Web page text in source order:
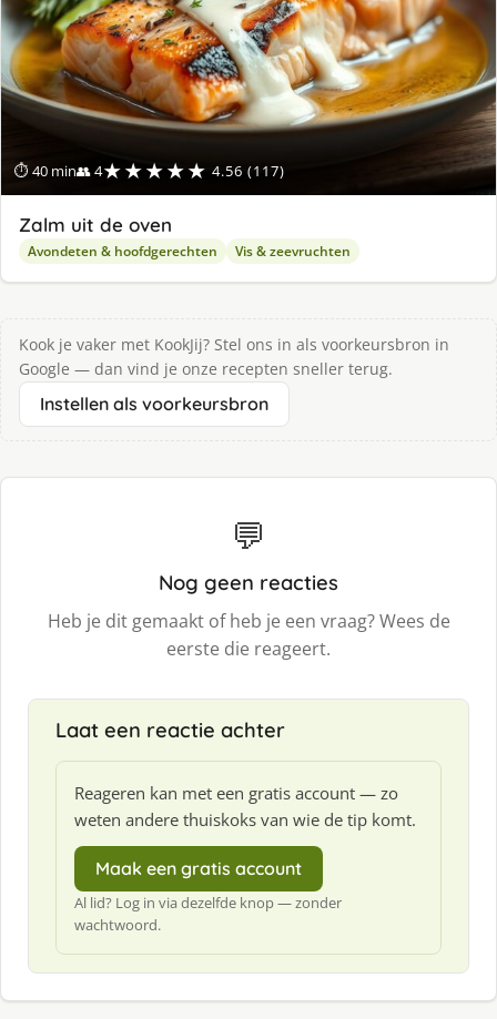
⏱ 40 min👥 4★★★★★ 4.56 (117)
Zalm uit de oven
Avondeten & hoofdgerechten Vis & zeevruchten
Kook je vaker met KookJij? Stel ons in als voorkeursbron in
Google — dan vind je onze recepten sneller terug.
Instellen als voorkeursbron
💬
Nog geen reacties
Heb je dit gemaakt of heb je een vraag? Wees de
eerste die reageert.
Laat een reactie achter
Reageren kan met een gratis account — zo
weten andere thuiskoks van wie de tip komt.
Maak een gratis account
Al lid? Log in via dezelfde knop — zonder
wachtwoord.